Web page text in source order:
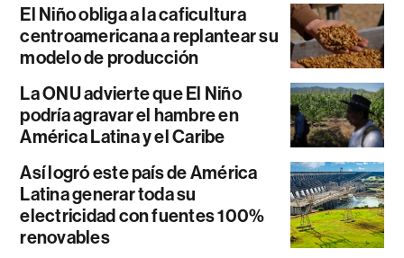
El Niño obliga a la caficultura
centroamericana a replantear su
modelo de producción
La ONU advierte que El Niño
podría agravar el hambre en
América Latina y el Caribe
Así logró este país de América
Latina generar toda su
electricidad con fuentes 100%
renovables